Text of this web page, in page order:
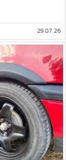
29.07.26